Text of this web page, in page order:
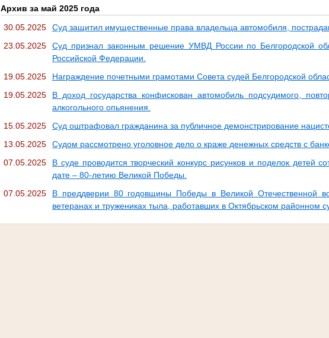
Архив за май 2025 года
30.05.2025
Суд защитил имущественные права владельца автомобиля,
23.05.2025
Суд признал законным решение УМВД России по Белгородской
Российской Федерации.
19.05.2025
Награждение почетными грамотами Совета судей Белгородской
19.05.2025
В доход государства конфискован автомобиль подсудимого,
алкогольного опьянения.
15.05.2025
Суд оштрафовал гражданина за публичное демонстрирование
13.05.2025
Судом рассмотрено уголовное дело о краже денежных средств с
07.05.2025
В суде проводится творческий конкурс рисунков и поделок детей
дате – 80-летию Великой Победы.
07.05.2025
В преддверии 80 годовщины Победы в Великой Отечественной
ветеранах и тружениках тыла, работавших в Октябрьском районном